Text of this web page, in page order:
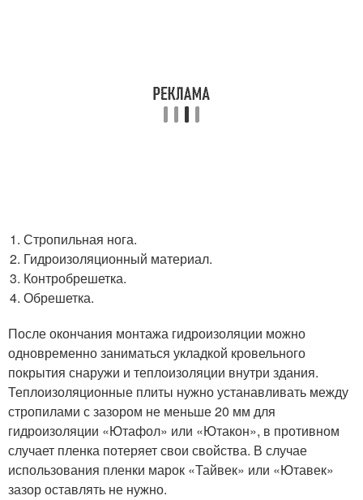
Стропильная нога.
Гидроизоляционный материал.
Контробрешетка.
Обрешетка.
После окончания монтажа гидроизоляции можно
одновременно заниматься укладкой кровельного
покрытия снаружи и теплоизоляции внутри здания.
Теплоизоляционные плиты нужно устанавливать между
стропилами с зазором не меньше 20 мм для
гидроизоляции «Ютафол» или «Ютакон», в противном
случает пленка потеряет свои свойства. В случае
использования пленки марок «Тайвек» или «Ютавек»
зазор оставлять не нужно.